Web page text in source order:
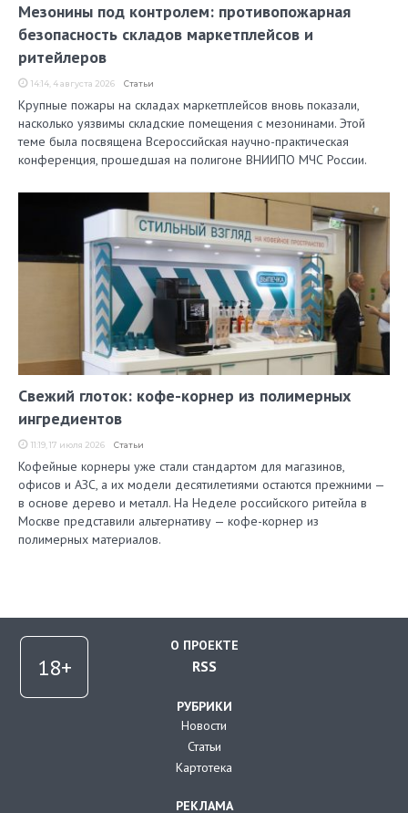
Мезонины под контролем: противопожарная
безопасность складов маркетплейсов и
ритейлеров
14:14, 4 августа 2026 Статьи
Крупные пожары на складах маркетплейсов вновь показали,
насколько уязвимы складские помещения с мезонинами. Этой
теме была посвящена Всероссийская научно-практическая
конференция, прошедшая на полигоне ВНИИПО МЧС России.
Свежий глоток: кофе-корнер из полимерных
ингредиентов
11:19, 17 июля 2026 Статьи
Кофейные корнеры уже стали стандартом для магазинов,
офисов и АЗС, а их модели десятилетиями остаются прежними —
в основе дерево и металл. На Неделе российского ритейла в
Москве представили альтернативу — кофе-корнер из
полимерных материалов.
О ПРОЕКТЕ
RSS
РУБРИКИ
Новости
Статьи
Картотека
РЕКЛАМА